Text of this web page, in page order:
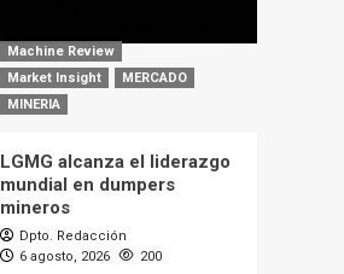
Machine Review
Market Insight
MERCADO
MINERIA
LGMG alcanza el liderazgo
mundial en dumpers
mineros
Dpto. Redacción
6 agosto, 2026
200